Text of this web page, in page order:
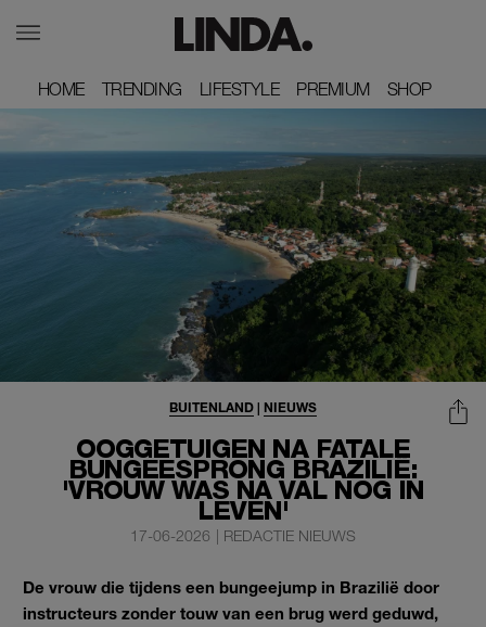
HOME
HOME TRENDING
TRENDING LIFESTYLE
LIFESTYLE PREMIUM
PREMIUM SHOP
SHOP
OOGGETUIGEN NA FATALE
BUNGEESPRONG BRAZILIË:
'VROUW WAS NA VAL NOG IN
LEVEN'
BUITENLAND | NIEUWS
17-06-2026 | REDACTIE NIEUWS
De vrouw die tijdens een bungeejump in Brazilië door
instructeurs zonder touw van een brug werd geduwd,